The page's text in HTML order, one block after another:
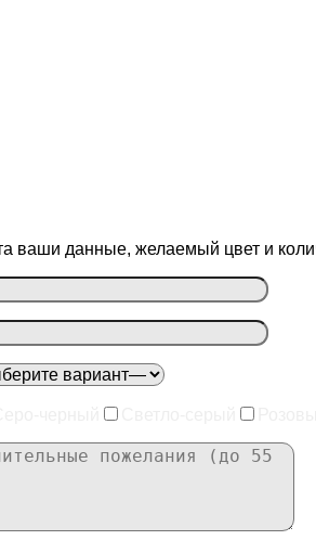
ваши данные, желаемый цвет и